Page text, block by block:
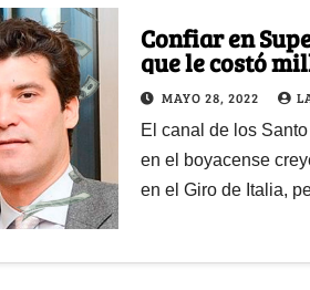
Confiar en
que le costó
Televisión
MAYO 28, 2022
El canal de los
en el boyacense
en el Giro de Italia,